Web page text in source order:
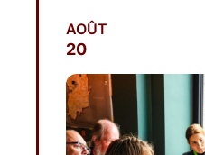
AOÛT
20